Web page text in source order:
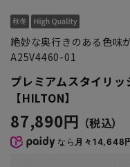
絶妙な奥行きのある色味
A25V4460-01
プレミアムスタイリッ
【HILTON】
87,890円
なら 月々14,648